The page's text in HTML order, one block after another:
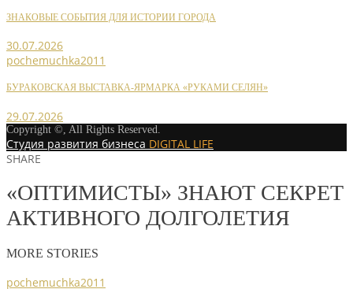
ЗНАКОВЫЕ СОБЫТИЯ ДЛЯ ИСТОРИИ ГОРОДА
30.07.2026
pochemuchka2011
БУРАКОВСКАЯ ВЫСТАВКА-ЯРМАРКА «РУКАМИ СЕЛЯН»
29.07.2026
Copyright ©, All Rights Reserved.
Студия развития бизнеса DIGITAL LIFE
SHARE
«ОПТИМИСТЫ» ЗНАЮТ СЕКРЕТ
АКТИВНОГО ДОЛГОЛЕТИЯ
MORE STORIES
pochemuchka2011